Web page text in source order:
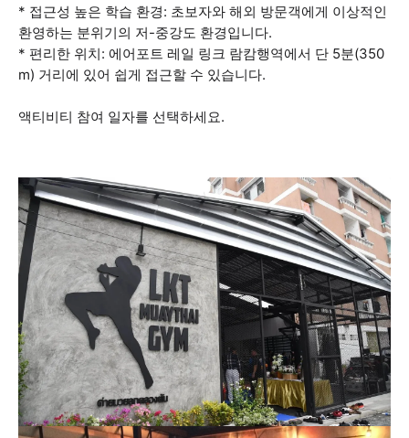
* 접근성 높은 학습 환경: 초보자와 해외 방문객에게 이상적인
환영하는 분위기의 저-중강도 환경입니다.
* 편리한 위치: 에어포트 레일 링크 람캄행역에서 단 5분(350
m) 거리에 있어 쉽게 접근할 수 있습니다.
액티비티 참여 일자를 선택하세요.